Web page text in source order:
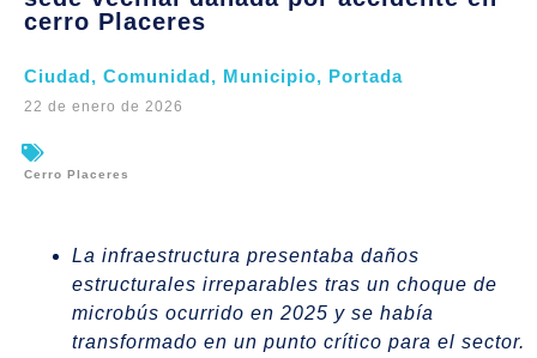
cerro Placeres
Ciudad, Comunidad, Municipio, Portada
22 de enero de 2026
Cerro Placeres
La infraestructura presentaba daños
estructurales irreparables tras un choque de
microbús ocurrido en 2025 y se había
transformado en un punto crítico para el sector.